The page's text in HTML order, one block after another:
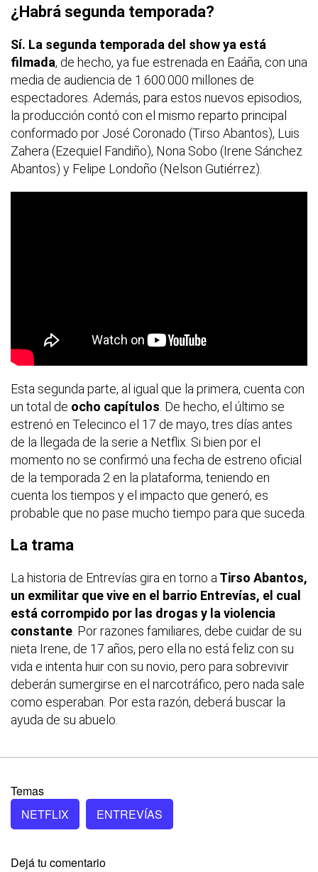
¿Habrá segunda temporada?
Sí. La segunda temporada del show ya está
filmada, de hecho, ya fue estrenada en Eaáña, con una
media de audiencia de 1.600.000 millones de
espectadores. Además, para estos nuevos episodios,
la producción contó con el mismo reparto principal
conformado por José Coronado (Tirso Abantos), Luis
Zahera (Ezequiel Fandiño), Nona Sobo (Irene Sánchez
Abantos) y Felipe Londoño (Nelson Gutiérrez).
Esta segunda parte, al igual que la primera, cuenta con
un total de ocho capítulos. De hecho, el último se
estrenó en Telecinco el 17 de mayo, tres días antes
de la llegada de la serie a Netflix. Si bien por el
momento no se confirmó una fecha de estreno oficial
de la temporada 2 en la plataforma, teniendo en
cuenta los tiempos y el impacto que generó, es
probable que no pase mucho tiempo para que suceda.
La trama
La historia de Entrevías gira en torno aTirso Abantos,
un exmilitar que vive en el barrio Entrevías, el cual
está corrompido por las drogas y la violencia
constante. Por razones familiares, debe cuidar de su
nieta Irene, de 17 años, pero ella no está feliz con su
vida e intenta huir con su novio, pero para sobrevivir
deberán sumergirse en el narcotráfico, pero nada sale
como esperaban. Por esta razón, deberá buscar la
ayuda de su abuelo.
Temas
NETFLIX
ENTREVÍAS
Dejá tu comentario